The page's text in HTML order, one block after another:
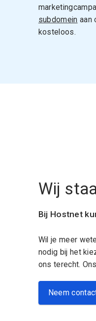
subdomein aan
kosteloos.
Wij
Bij Hostnet
Wil je meer
nodig bij het
ons terecht.
Neem